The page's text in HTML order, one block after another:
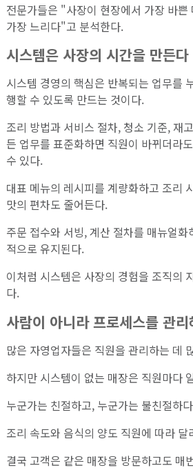
전문가들은 "사장이 현장에서 가장 바쁜
가장 느리다"고 분석한다.
시스템은 사장의 시간을 만든다
시스템 경영의 핵심은 반복되는 업무를
행할 수 있도록 만드는 것이다.
조리 방법과 서비스 절차, 청소 기준, 재
든 업무를 표준화하면 직원이 바뀌더라
수 있다.
대표 메뉴의 레시피를 계량화하고 조리
맛의 편차도 줄어든다.
주문 접수와 서빙, 계산 절차를 매뉴얼
적으로 유지된다.
이처럼 시스템은 사장의 경험을 조직의
다.
사람이 아니라 프로세스를 관
많은 자영업자들은 직원을 관리하는 데
하지만 시스템이 없는 매장은 직원마다
누군가는 친절하고, 누군가는 불친절하
조리 속도와 음식의 양도 직원에 따라 달
결국 고객은 같은 매장을 방문하고도 매